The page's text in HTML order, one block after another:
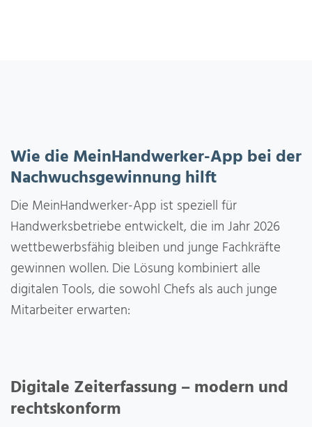
Wie die MeinHandwerker-App bei der
Nachwuchsgewinnung hilft
Die MeinHandwerker-App ist speziell für
Handwerksbetriebe entwickelt, die im Jahr 2026
wettbewerbsfähig bleiben und junge Fachkräfte
gewinnen wollen. Die Lösung kombiniert alle
digitalen Tools, die sowohl Chefs als auch junge
Mitarbeiter erwarten:
Digitale Zeiterfassung – modern und
rechtskonform